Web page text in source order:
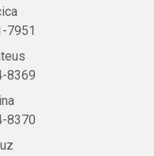
7951
8369
8370